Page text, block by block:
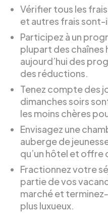
Vérifier tous les
et autres frais sont-
Participez à un
plupart des
aujourd’hui des
des réductions.
Tenez compte des
dimanches soirs
les moins chères
Envisagez une
auberge de
qu’un hôtel et offre
Fractionnez votre
partie de vos
marché et
plus luxueux.